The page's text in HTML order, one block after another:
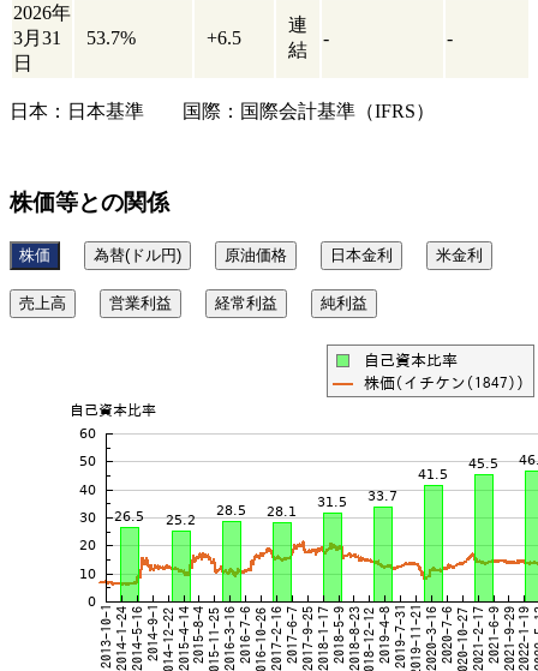
2026年
3月31
日
53.7% +6.5
連
結
- -
日本：日本基準 国際：国際会計基準（IFRS）
株価等との関係
株価 為替(ドル円) 原油価格 日本金利 米金利
売上高 営業利益 経常利益 純利益